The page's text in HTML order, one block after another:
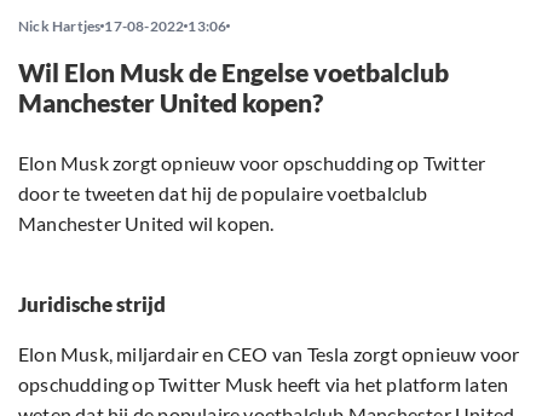
Nick Hartjes 17-08-2022 13:06
Wil Elon Musk de Engelse voetbalclub
Manchester United kopen?
Elon Musk zorgt opnieuw voor opschudding op Twitter
door te tweeten dat hij de populaire voetbalclub
Manchester United wil kopen.
Juridische strijd
Elon Musk, miljardair en CEO van Tesla zorgt opnieuw voor
opschudding op Twitter Musk heeft via het platform laten